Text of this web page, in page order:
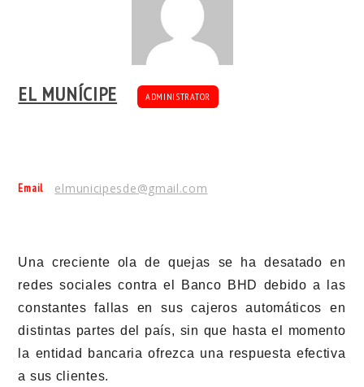
EL MUNÍCIPE ADMINISTRATOR
Email elmunicipesde@gmail.com
Una creciente ola de quejas se ha desatado en
redes sociales contra el Banco BHD debido a las
constantes fallas en sus cajeros automáticos en
distintas partes del país, sin que hasta el momento
la entidad bancaria ofrezca una respuesta efectiva
a sus clientes.